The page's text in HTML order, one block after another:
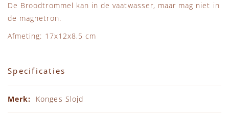
De Broodtrommel kan in de vaatwasser, maar mag niet in
de magnetron.
Afmeting: 17x12x8,5 cm
Specificaties
Konges Slojd